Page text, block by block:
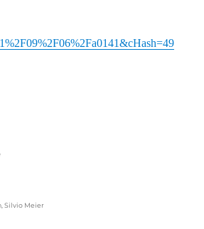
,Silvio Meier